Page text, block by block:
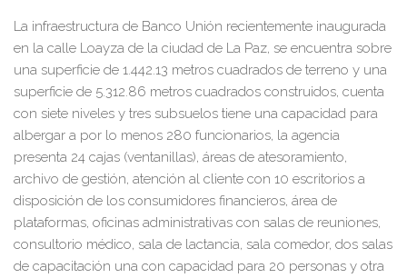
La infraestructura de Banco Unión recientemente inaugurada
en la calle Loayza de la ciudad de La Paz, se encuentra sobre
una superficie de 1.442.13 metros cuadrados de terreno y una
superficie de 5.312.86 metros cuadrados construidos, cuenta
con siete niveles y tres subsuelos tiene una capacidad para
albergar a por lo menos 280 funcionarios, la agencia
presenta 24 cajas (ventanillas), áreas de atesoramiento,
archivo de gestión, atención al cliente con 10 escritorios a
disposición de los consumidores financieros, área de
plataformas, oficinas administrativas con salas de reuniones,
consultorio médico, sala de lactancia, sala comedor, dos salas
de capacitación una con capacidad para 20 personas y otra